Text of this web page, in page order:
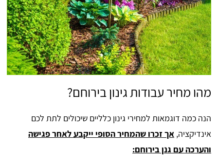
מהו מחיר עבודות גינון בירוחם?
הנה כמה דוגמאות למחירי גינון כלליים שיכולים לתת לכם
אינדיקציה, אך זכרו שהמחיר הסופי ייקבע לאחר פגישה
והערכה עם גנן בירוחם: